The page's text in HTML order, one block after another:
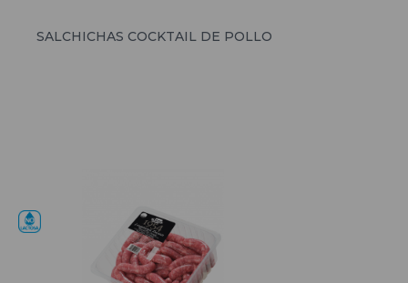
SALCHICHAS COCKTAIL DE POLLO